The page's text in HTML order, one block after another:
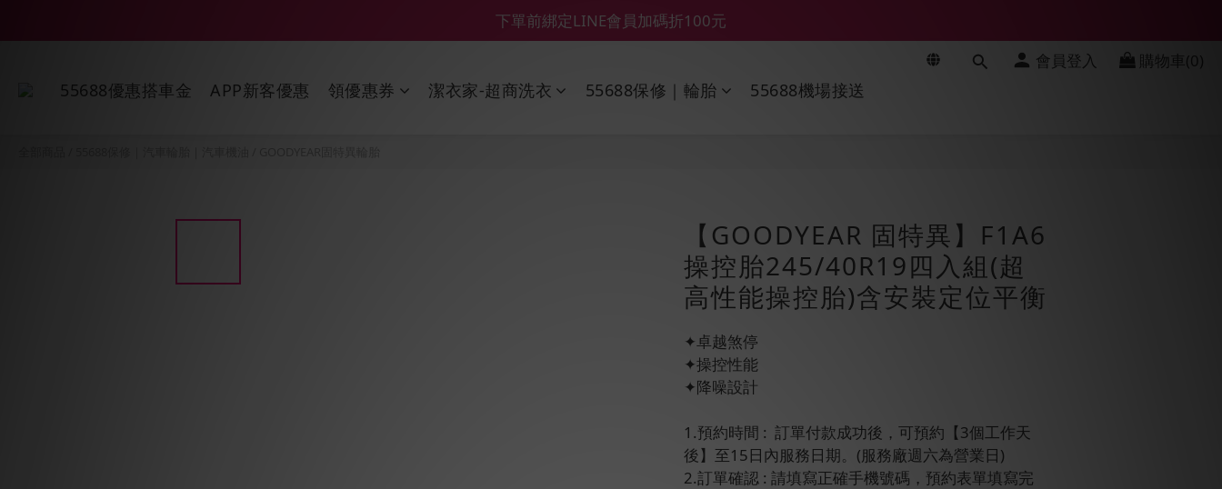
【鑽石熊/金熊新客首購限定】優惠搭車金
【55688商城】6 月年中慶滿額贈品發送延遲公告
會員登入 購物車(0)
55688優惠搭車金 APP新客優惠 領優惠券 潔衣家-超商洗衣 55688保修｜輪胎 55688機場接送
【GOODYEAR 固特異】F1A6
操控胎245/40R19四入組(超
高性能操控胎)含安裝定位平衡
✦卓越煞停
✦操控性能
✦降噪設計
1.預約時間 :  訂單付款成功後，可預約【3個工作天
後】至15日內服務日期。(服務廠週六為營業日)
2.訂單確認 : 請填寫正確手機號碼，預約表單填寫完